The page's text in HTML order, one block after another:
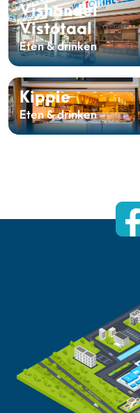
Vishandel
Vistotaal
Eten & drinken
Kippie
Eten & drinken